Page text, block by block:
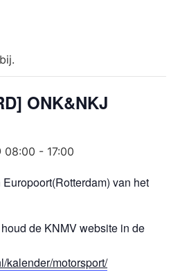
ONK&NKJ
08:00 - 17:00
van het
de KNMV website in de
kalender/motorsport/